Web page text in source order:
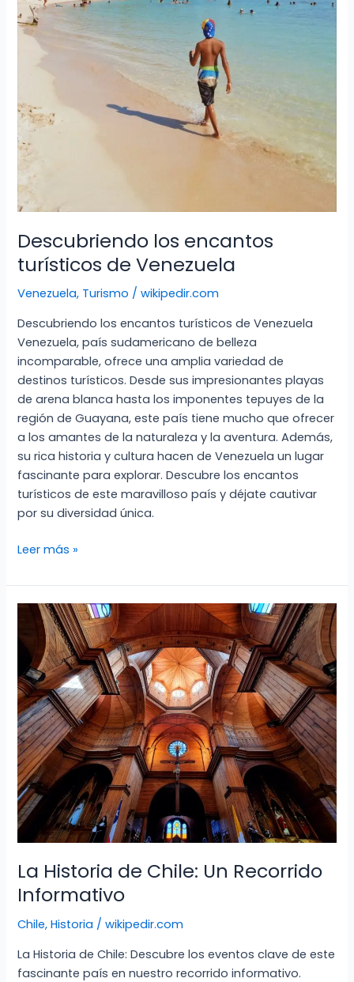
Descubriendo los encantos
turísticos de Venezuela
Venezuela, Turismo /wikipedir.com
Descubriendo los encantos turísticos de Venezuela
Venezuela, país sudamericano de belleza
incomparable, ofrece una amplia variedad de
destinos turísticos. Desde sus impresionantes playas
de arena blanca hasta los imponentes tepuyes de la
región de Guayana, este país tiene mucho que ofrecer
a los amantes de la naturaleza y la aventura. Además,
su rica historia y cultura hacen de Venezuela un lugar
fascinante para explorar. Descubre los encantos
turísticos de este maravilloso país y déjate cautivar
por su diversidad única.
Descubriendo
encantos
turísticos
Venezuela
Leer más »
La Historia de Chile: Un Recorrido
Informativo
Chile,Historia /wikipedir.com
La Historia de Chile: Descubre los eventos clave de este
fascinante país en nuestro recorrido informativo.